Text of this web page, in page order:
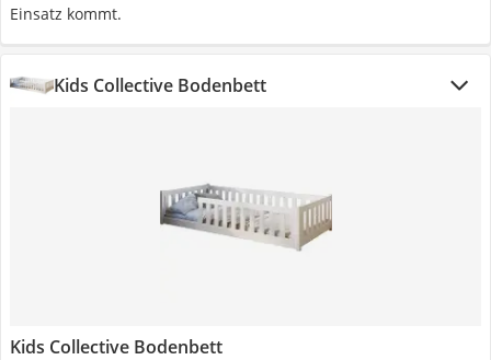
Einsatz kommt.
Kids Collective Bodenbett
Kids Collective Bodenbett